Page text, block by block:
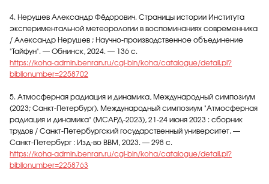
4. Нерушев Александр Фёдорович. Страницы истории Института
экспериментальной метеорологии в воспоминаниях современника
/ Александр Нерушев ; Научно-производственное объединение
"Тайфун". — Обнинск, 2024. — 136 с.
https://koha-admin.benran.ru/cgi-bin/koha/catalogue/detail.pl?
biblionumber=2258702
5. Атмосферная радиация и динамика, Международный симпозиум
(2023; Санкт-Петербург). Международный симпозиум "Атмосферная
радиация и динамика" (МСАРД-2023), 21-24 июня 2023 : сборник
трудов / Санкт-Петербургский государственный университет. —
Санкт-Петербург : Изд-во ВВМ, 2023. — 298 с.
https://koha-admin.benran.ru/cgi-bin/koha/catalogue/detail.pl?
biblionumber=2258763